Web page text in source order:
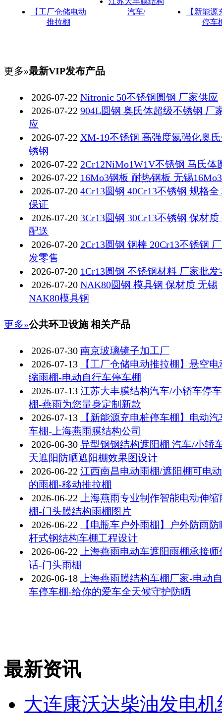
【工厂仓储电动
推拉棚
汽车/
【新能源
停车
更多»最新VIP发布产品
2026-07-22 Nitronic 50不锈钢圆钢 厂家供应
2026-07-22 904L圆钢 奥氏体超级不锈钢 厂
应
2026-07-22 XM-19不锈钢 高强度氮强化奥
锈钢
2026-07-22 2Cr12NiMo1W1V不锈钢 马氏体
2026-07-22 16Mo3钢板 耐热钢板 无锡
2026-07-20 4Cr13圆钢 40Cr13不锈钢 规格全
保证
2026-07-20 3Cr13圆钢 30Cr13不锈钢 保材质
配送
2026-07-20 2Cr13圆钢 钢棒 20Cr13不锈钢
发零售
2026-07-20 1Cr13圆钢 不锈钢材料 厂家批发
2026-07-20 NAK80圆钢 模具钢 保材质 无锡
NAK80模具钢
更多»公共环卫设施 相关产品
2026-07-30 南京玻璃镜子加工厂
2026-07-13
【工厂仓储电动推拉棚】悬空电
缩雨棚-电动自行车停车棚
2026-07-13 江苏大丰膜结构汽车/小轿车停
棚-燕雨为您量身定制新款
2026-07-13
【新能源充电桩停车棚】电动汽
车棚-上海燕雨膜结构公司
2026-06-30 异型钢钢结构遮阳棚 汽车/小轿
天遮阳防晒遮阳棚效果图设计
2026-06-22 江西南昌电动雨棚/遮阳棚可电
的雨棚-移动推拉棚
2026-06-22
上海燕雨专业制作智能电动伸缩
棚-门头膜结构雨棚图片
2026-06-22
【电瓶车户外雨棚】户外防雨防
杆式钢结构车棚工程设计
2026-06-22
上海燕雨电动车遮阳雨棚承接师
话-门头雨棚
2026-06-18
上海燕雨膜结构车棚厂家-电动
车停车棚-给你的爱车全天候守护防晒
最新资讯
大连康沃达柴油发电机